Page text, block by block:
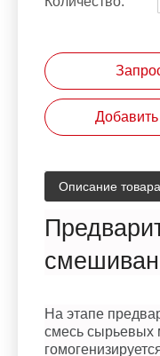
Добавить
Описание товара
На этапе
смесь сырьевых